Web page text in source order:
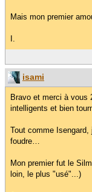
Mais mon premier
I.
isami
Bravo et merci à vous
intelligents et bien
Tout comme
foudre…
Mon premier fut le
loin, le plus "usé"...)